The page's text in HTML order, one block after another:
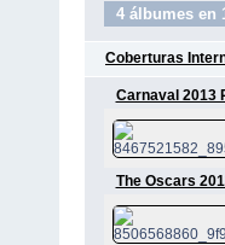
4 álbumes en
Coberturas
Carnaval 2013
The Oscars